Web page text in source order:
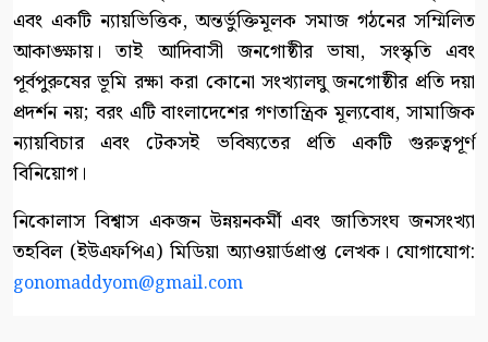
এবং একটি ন্যায়ভিত্তিক, অন্তর্ভুক্তিমূলক সমাজ গঠনের সম্মিলিত
আকাঙ্ক্ষায়। তাই আদিবাসী জনগোষ্ঠীর ভাষা, সংস্কৃতি এবং
পূর্বপুরুষের ভূমি রক্ষা করা কোনো সংখ্যালঘু জনগোষ্ঠীর প্রতি দয়া
প্রদর্শন নয়; বরং এটি বাংলাদেশের গণতান্ত্রিক মূল্যবোধ, সামাজিক
ন্যায়বিচার এবং টেকসই ভবিষ্যতের প্রতি একটি গুরুত্বপূর্ণ
বিনিয়োগ।
নিকোলাস বিশ্বাস একজন উন্নয়নকর্মী এবং জাতিসংঘ জনসংখ্যা
তহবিল (ইউএফপিএ) মিডিয়া অ্যাওয়ার্ডপ্রাপ্ত লেখক। যোগাযোগ:
gonomaddyom@gmail.com